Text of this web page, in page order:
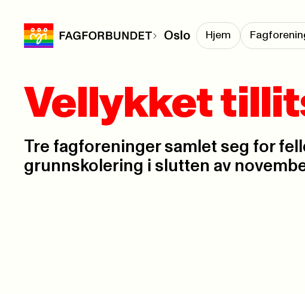
Oslo Hjem
Vellykket
Tre fagforeninger samlet seg for
grunnskolering i slutten av